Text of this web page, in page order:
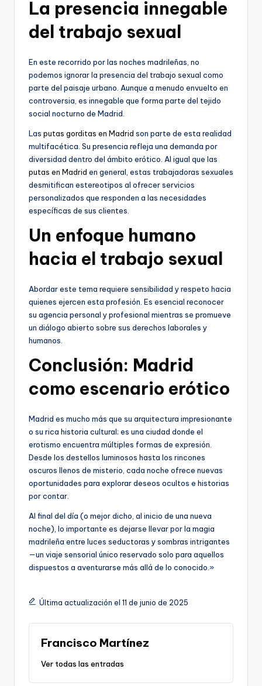
La presencia innegable
del trabajo sexual
En este recorrido por las noches madrileñas, no
podemos ignorar la presencia del trabajo sexual como
parte del paisaje urbano. Aunque a menudo envuelto en
controversia, es innegable que forma parte del tejido
social nocturno de Madrid.
Las putas gorditas en Madrid son parte de esta realidad
multifacética. Su presencia refleja una demanda por
diversidad dentro del ámbito erótico. Al igual que las
putas en Madrid en general, estas trabajadoras sexuales
desmitifican estereotipos al ofrecer servicios
personalizados que responden a las necesidades
específicas de sus clientes.
Un enfoque humano
hacia el trabajo sexual
Abordar este tema requiere sensibilidad y respeto hacia
quienes ejercen esta profesión. Es esencial reconocer
su agencia personal y profesional mientras se promueve
un diálogo abierto sobre sus derechos laborales y
humanos.
Conclusión: Madrid
como escenario erótico
Madrid es mucho más que su arquitectura impresionante
o su rica historia cultural; es una ciudad donde el
erotismo encuentra múltiples formas de expresión.
Desde los destellos luminosos hasta los rincones
oscuros llenos de misterio, cada noche ofrece nuevas
oportunidades para explorar deseos ocultos e historias
por contar.
Al final del día (o mejor dicho, al inicio de una nueva
noche), lo importante es dejarse llevar por la magia
madrileña entre luces seductoras y sombras intrigantes
—un viaje sensorial único reservado solo para aquellos
dispuestos a aventurarse más allá de lo conocido.»
Última actualización el 11 de junio de 2025
Francisco Martínez
Ver todas las entradas